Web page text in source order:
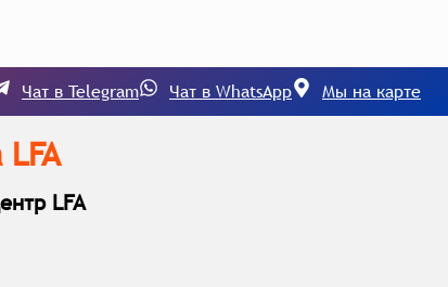
Чат в Telegram Чат в WhatsApp Мы на карте
LFA